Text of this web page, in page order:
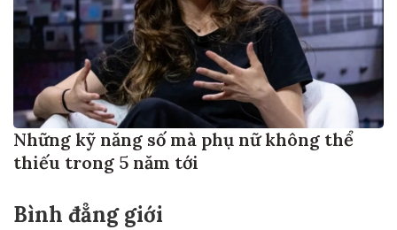
Những kỹ năng số mà phụ nữ không thể
thiếu trong 5 năm tới
Bình đẳng giới